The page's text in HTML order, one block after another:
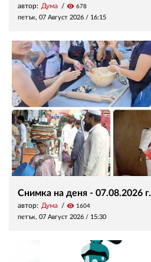
автор: Дума visibility 678
петък, 07 Август 2026 / 16:15
Снимка на деня - 07.08.2026 г.
автор: Дума visibility 1604
петък, 07 Август 2026 / 15:30